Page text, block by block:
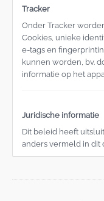
Tracker
Onder Tracker
Cookies, unieke
e-tags en
kunnen worden, bv.
informatie op het
Juridische informatie
Dit beleid heeft
anders vermeld in dit